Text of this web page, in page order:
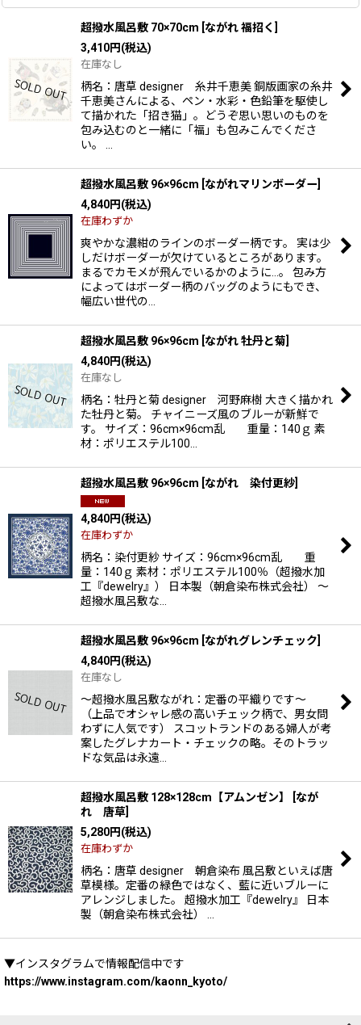
超撥水風呂敷 70×70cm ながれ 福招く
3,410円(税込)
在庫なし
柄名：唐草 designer 糸井千恵美 銅版画家の糸井
千恵美さんによる、ペン・水彩・色鉛筆を駆使し
て描かれた「招き猫」。どうぞ思い思いのものを
包み込むのと一緒に「福」も包みこんでくださ
い。 …
超撥水風呂敷 96×96cm ながれマリンボーダー
4,840円(税込)
在庫わずか
爽やかな濃紺のラインのボーダー柄です。 実は少
しだけボーダーが欠けているところがあります。
まるでカモメが飛んでいるかのように…。 包み方
によってはボーダー柄のバッグのようにもでき、
幅広い世代の…
超撥水風呂敷 96×96cm ながれ 牡丹と菊
4,840円(税込)
在庫なし
柄名：牡丹と菊 designer 河野麻樹 大きく描かれ
た牡丹と菊。 チャイニーズ風のブルーが新鮮で
す。 サイズ：96cm×96cm乱 重量：140ｇ 素
材：ポリエステル100…
超撥水風呂敷 96×96cm ながれ 染付更紗
4,840円(税込)
在庫わずか
柄名：染付更紗 サイズ：96cm×96cm乱 重
量：140ｇ 素材：ポリエステル100％（超撥水加
工『dewelry』） 日本製（朝倉染布株式会社） 〜
超撥水風呂敷な…
超撥水風呂敷 96×96cm ながれグレンチェック
4,840円(税込)
在庫なし
〜超撥水風呂敷ながれ：定番の平織りです〜
（上品でオシャレ感の高いチェック柄で、男女問
わずに人気です） スコットランドのある婦人が考
案したグレナカート・チェックの略。そのトラッ
ドな気品は永遠…
超撥水風呂敷 128×128cm【アムンゼン】
なが
れ 唐草
5,280円(税込)
在庫わずか
柄名：唐草 designer 朝倉染布 風呂敷といえば唐
草模様。定番の緑色ではなく、藍に近いブルーに
アレンジしました。 超撥水加工『dewelry』 日本
製（朝倉染布株式会社） …
▼インスタグラムで情報配信中です
https://www.instagram.com/kaonn_kyoto/